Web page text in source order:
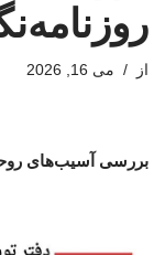
از می 16, 2026
بررسی آسیب‌های